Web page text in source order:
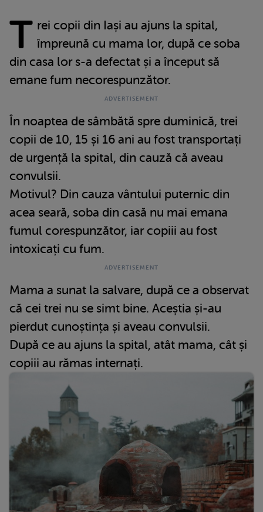
T rei copii din Iași au ajuns la spital,
împreună cu mama lor, după ce soba
din casa lor s-a defectat și a început să
emane fum necorespunzător.
În noaptea de sâmbătă spre duminică, trei
copii de 10, 15 și 16 ani au fost transportați
de urgență la spital, din cauză că aveau
convulsii.
Motivul? Din cauza vântului puternic din
acea seară, soba din casă nu mai emana
fumul corespunzător, iar copiii au fost
intoxicați cu fum.
Mama a sunat la salvare, după ce a observat
că cei trei nu se simt bine. Aceștia și-au
pierdut cunoștința și aveau convulsii.
După ce au ajuns la spital, atât mama, cât și
copiii au rămas internați.